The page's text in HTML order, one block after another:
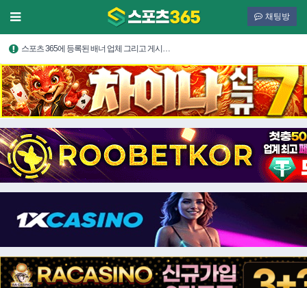
채팅방
스포츠 365에 등록된 배너 업체 그리고 게시…